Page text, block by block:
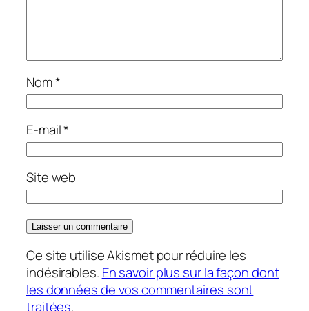
Nom*
E-mail*
Site web
Ce site utilise Akismet pour réduire les
indésirables. En savoir plus sur la façon dont
les données de vos commentaires sont
traitées.